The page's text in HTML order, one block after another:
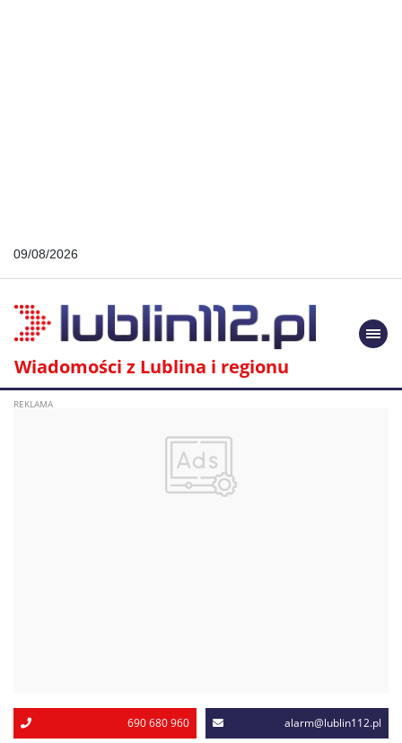
09/08/2026
Wiadomości z Lublina i regionu
690 680 960 alarm@lublin112.pl